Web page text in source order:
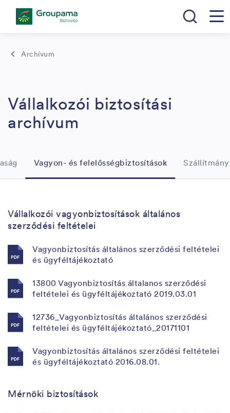
Archívum
Vállalkozói biztosítási
archívum
Vagyon- és felelősségbiztosítások
Vállalkozói vagyonbiztosítások általános
szerződési feltételei
Vagyonbiztosítás általános szerződési feltételei
és ügyféltájékoztató
13800 Vagyonbiztosítás általanos szerződési
feltételei és ügyféltájékoztató 2019.03.01
12736_Vagyonbiztosítás általános szerződési
feltételei és ügyféltájékoztató_20171101
Vagyonbiztosítás általános szerződési feltételei
és ügyféltájékoztató 2016.08.01.
Mérnöki biztosítások